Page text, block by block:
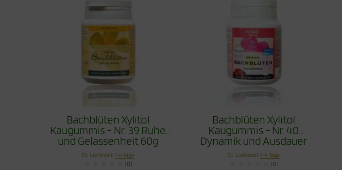
Bachblüten Xylitol
Kaugummis - Nr. 39 Ruhe
und Gelassenheit 60g
Lieferzeit:1-4 Tage
(0)
Bachblüten Xylitol
Kaugummis - Nr. 40
Dynamik und Ausdauer
60g
Lieferzeit:1-4 Tage
(0)